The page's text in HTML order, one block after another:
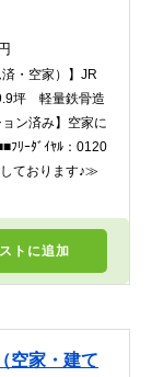
円
ト に追加
・空家）】JR
坪 軽量鉄骨造
ン済み】空家に
ﾌﾘｰﾀﾞｲﾔﾙ：0120
ております♪≫
空家・建て